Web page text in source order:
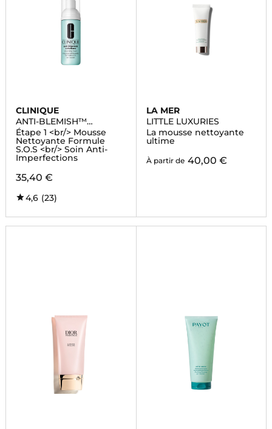
CLINIQUE
ANTI-BLEMISH™
SOLUTIONS
Étape 1 <br/> Mousse
Nettoyante Formule
S.O.S <br/> Soin Anti-
Imperfections
35,40 €
4,6 (23)
LA MER
LITTLE LUXURIES
La mousse nettoyante
ultime
À partir de 40,00 €